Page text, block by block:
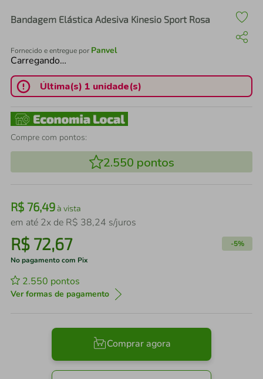
Bandagem Elástica Adesiva Kinesio Sport Rosa
Fornecido e entregue por Panvel
Carregando…
Última(s) 1 unidade(s)
Compre com pontos:
2.550 pontos
R$ 76,49à vista
em até 2x de R$ 38,24 s/juros
R$ 72,67 -5%
No pagamento com Pix
2.550 pontos
Ver formas de pagamento
Comprar agora